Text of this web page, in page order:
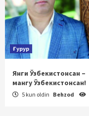
Ғурур
Янги Ўзбекистонсан –
мангу Ўзбекистонсан!
5 kun oldin Behzod